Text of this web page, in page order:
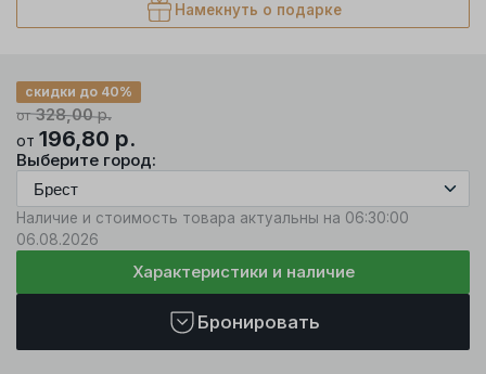
Намекнуть о подарке
от328,00р.
скидки до 40%
от 196,80 р.
Выберите город:
Наличие и стоимость товара актуальны на 06:30:00
06.08.2026
Характеристики и наличие
Бронировать